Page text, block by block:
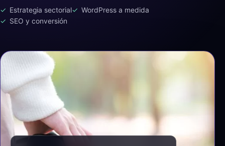
Estrategia sectorial
WordPress a medida
SEO y conversión